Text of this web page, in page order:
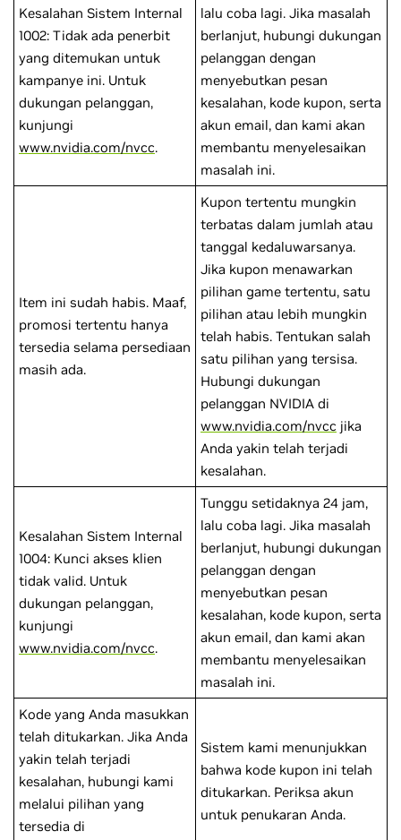
Kesalahan Sistem Internal
1002: Tidak ada penerbit
yang ditemukan untuk
kampanye ini. Untuk
dukungan pelanggan,
kunjungi
www.nvidia.com/nvcc.
lalu coba lagi. Jika masalah
berlanjut, hubungi dukungan
pelanggan dengan
menyebutkan pesan
kesalahan, kode kupon, serta
akun email, dan kami akan
membantu menyelesaikan
masalah ini.
Item ini sudah habis. Maaf,
promosi tertentu hanya
tersedia selama persediaan
masih ada.
Kupon tertentu mungkin
terbatas dalam jumlah atau
tanggal kedaluwarsanya.
Jika kupon menawarkan
pilihan game tertentu, satu
pilihan atau lebih mungkin
telah habis. Tentukan salah
satu pilihan yang tersisa.
Hubungi dukungan
pelanggan NVIDIA di
www.nvidia.com/nvcc jika
Anda yakin telah terjadi
kesalahan.
Kesalahan Sistem Internal
1004: Kunci akses klien
tidak valid. Untuk
dukungan pelanggan,
kunjungi
www.nvidia.com/nvcc.
Tunggu setidaknya 24 jam,
lalu coba lagi. Jika masalah
berlanjut, hubungi dukungan
pelanggan dengan
menyebutkan pesan
kesalahan, kode kupon, serta
akun email, dan kami akan
membantu menyelesaikan
masalah ini.
Kode yang Anda masukkan
telah ditukarkan. Jika Anda
yakin telah terjadi
kesalahan, hubungi kami
melalui pilihan yang
tersedia di
Sistem kami menunjukkan
bahwa kode kupon ini telah
ditukarkan. Periksa akun
untuk penukaran Anda.